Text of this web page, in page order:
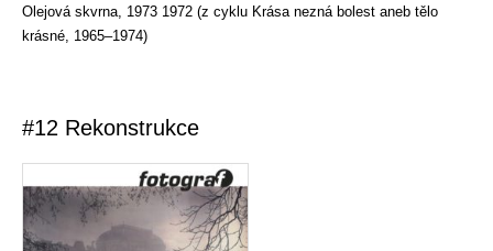
Olejová skvrna, 1973 1972 (z cyklu Krása nezná bolest aneb tělo
krásné, 1965–1974)
#12 Rekonstrukce